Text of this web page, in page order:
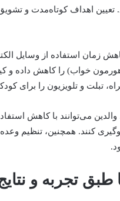
اهداف کوتاه‌مدت و
زمان استفاده از وسایل
خواب) را کاهش داده و
تبلت و تلویزیون را برای
والدین می‌توانند با کاهش
کنند. همچنین، تنظیم
طبق تجربه و